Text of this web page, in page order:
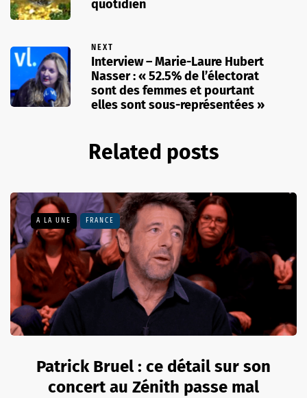
quotidien
NEXT
Interview – Marie-Laure Hubert
Nasser : « 52.5% de l’électorat
sont des femmes et pourtant
elles sont sous-représentées »
Related posts
A LA UNE FRANCE
Patrick Bruel : ce détail sur son
concert au Zénith passe mal